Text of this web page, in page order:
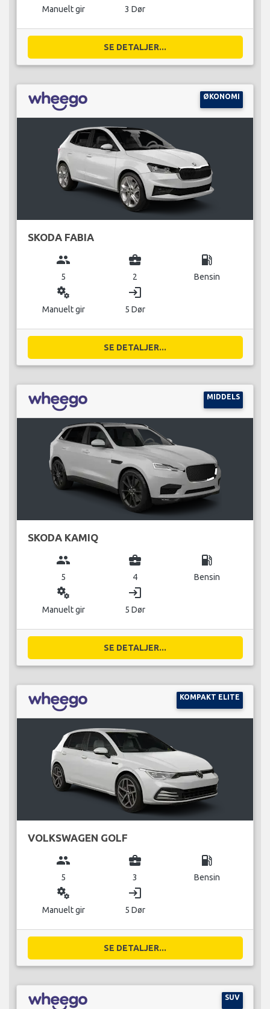
Manuelt gir 3 Dør
SE DETALJER...
ØKONOMI
SKODA FABIA
group
5
business_center
2
local_gas_station
Bensin
miscellaneous_services
Manuelt gir
login
5 Dør
SE DETALJER...
MIDDELS
SKODA KAMIQ
group
5
business_center
4
local_gas_station
Bensin
miscellaneous_services
Manuelt gir
login
5 Dør
SE DETALJER...
KOMPAKT ELITE
VOLKSWAGEN GOLF
group
5
business_center
3
local_gas_station
Bensin
miscellaneous_services
Manuelt gir
login
5 Dør
SE DETALJER...
SUV